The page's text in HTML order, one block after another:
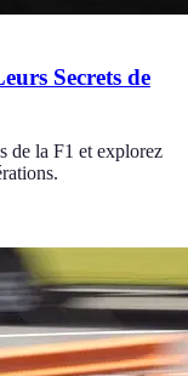
Secrets de
de la F1 et explorez